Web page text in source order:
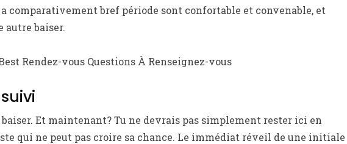
comparativement bref période sont confortable et convenable, et
baiser.
Best Rendez-vous Questions À Renseignez-vous
Et maintenant? Tu ne devrais pas simplement rester ici en
qui ne peut pas croire sa chance. Le immédiat réveil de une initiale